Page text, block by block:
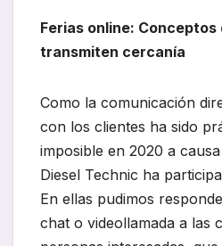
Ferias online:
transmiten cercanía
Como la comunicación
con los clientes ha sido
imposible en 2020 a
Diesel Technic ha
En ellas pudimos
chat o videollamada a las